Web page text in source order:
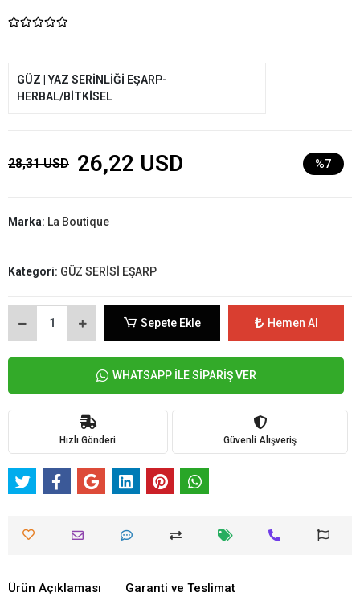
GÜZ | YAZ SERİNLİĞİ EŞARP-
HERBAL/BİTKİSEL
28,31 USD 26,22 USD %7
Marka: La Boutique
Kategori: GÜZ SERİSİ EŞARP
Sepete Ekle Hemen Al
WHATSAPP İLE SİPARİŞ VER
Hızlı Gönderi Güvenli Alışveriş
Ürün Açıklaması Garanti ve Teslimat